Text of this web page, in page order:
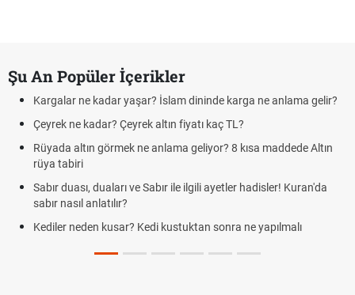
Şu An Popüler İçerikler
Kargalar ne kadar yaşar? İslam dininde karga ne anlama gelir?
Çeyrek ne kadar? Çeyrek altın fiyatı kaç TL?
Rüyada altın görmek ne anlama geliyor? 8 kısa maddede Altın
rüya tabiri
Sabır duası, duaları ve Sabır ile ilgili ayetler hadisler! Kuran'da
sabır nasıl anlatılır?
Kediler neden kusar? Kedi kustuktan sonra ne yapılmalı